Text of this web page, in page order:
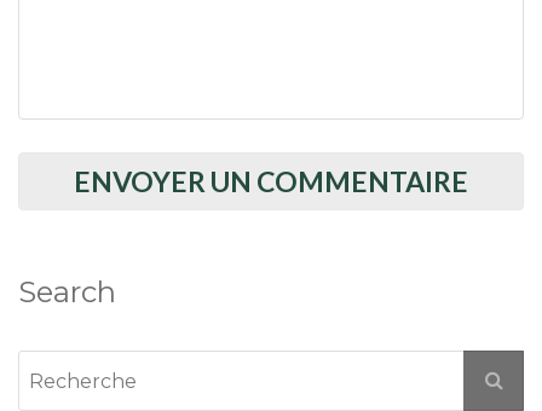
Search